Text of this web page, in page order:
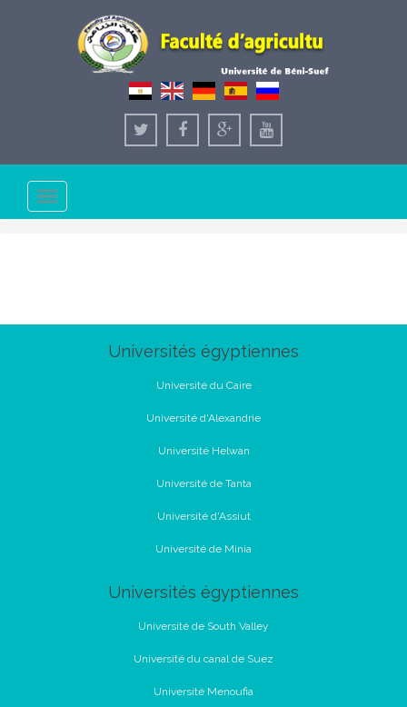
Toggle
navigation
Universités égyptiennes
Université du Caire
Université d'Alexandrie
Université Helwan
Université de Tanta
Université d'Assiut
Université de Minia
Universités égyptiennes
Université de South Valley
Université du canal de Suez
Université Menoufia